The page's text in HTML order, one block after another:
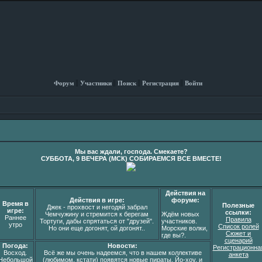
Форум Участники Поиск Регистрация Войти
Мы вас ждали, господа. Смекаете?
СУББОТА, 9 ВЕЧЕРА (МСК) СОБИРАЕМСЯ ВСЕ ВМЕСТЕ!
Время в
игре:
Раннее
утро
Действия в игре:
Джек - прохвост и негодяй забрал
Чемчужину и стремится к берегам
Тортуги, дабы спрятаться от "друзей".
Но они еще догонят, ой догонят..
Действия на
форуме:
Ждём новых
участников.
Морские волки,
где вы?.
Полезные
ссылки:
Правила
Список ролей
Сюжет и
сценарий
анкета
Погода:
Восход.
Новости:
Всё же мы очень надеемся, что в нашем коллективе
(любимом, кстати) появятся новые пираты. Йо-хоу, и